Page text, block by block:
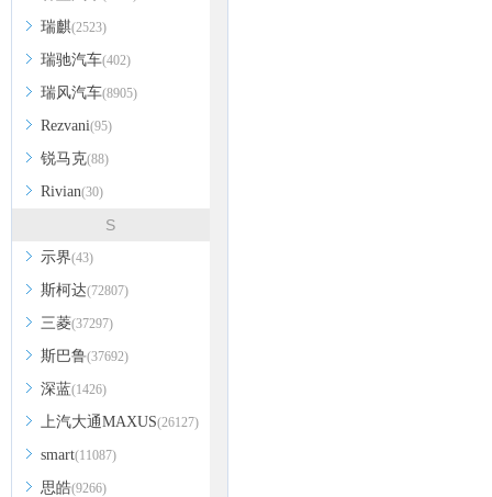
瑞麒(2523)
瑞驰汽车(402)
瑞风汽车(8905)
Rezvani(95)
锐马克(88)
Rivian(30)
S
示界(43)
斯柯达(72807)
三菱(37297)
斯巴鲁(37692)
深蓝(1426)
上汽大通MAXUS(26127)
smart(11087)
思皓(9266)